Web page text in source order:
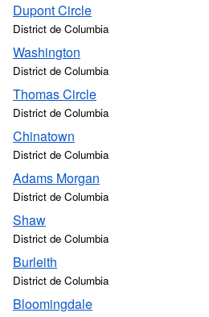
Dupont Circle
District de Columbia
Washington
District de Columbia
Thomas Circle
District de Columbia
Chinatown
District de Columbia
Adams Morgan
District de Columbia
Shaw
District de Columbia
Burleith
District de Columbia
Bloomingdale